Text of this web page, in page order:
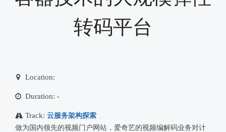
转码平台
Location:
Duration: -
Track: 云服务架构探索
做为国内领先的视频门户网站，爱奇艺的视频编解码业务对计